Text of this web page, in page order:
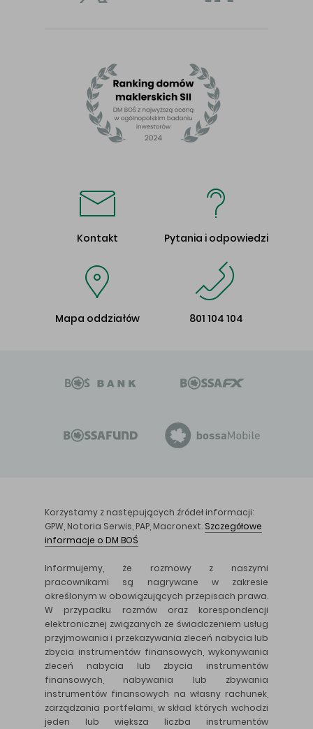
Kontakt Pytania i odpowiedzi
Mapa oddziałów 801 104 104
Korzystamy z następujących źródeł informacji:
GPW, Notoria Serwis, PAP, Macronext. Szczegółowe
informacje o DM BOŚ
Informujemy, że rozmowy z naszymi
pracownikami są nagrywane w zakresie
określonym w obowiązujących przepisach prawa.
W przypadku rozmów oraz korespondencji
elektronicznej związanych ze świadczeniem usług
przyjmowania i przekazywania zleceń nabycia lub
zbycia instrumentów finansowych, wykonywania
zleceń nabycia lub zbycia instrumentów
finansowych, nabywania lub zbywania
instrumentów finansowych na własny rachunek,
zarządzania portfelami, w skład których wchodzi
jeden lub większa liczba instrumentów